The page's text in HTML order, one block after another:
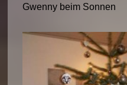
Gwenny beim Sonnen